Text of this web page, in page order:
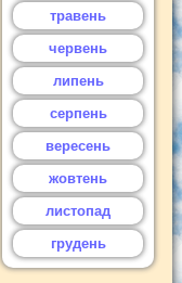
травень
червень
липень
серпень
вересень
жовтень
листопад
грудень